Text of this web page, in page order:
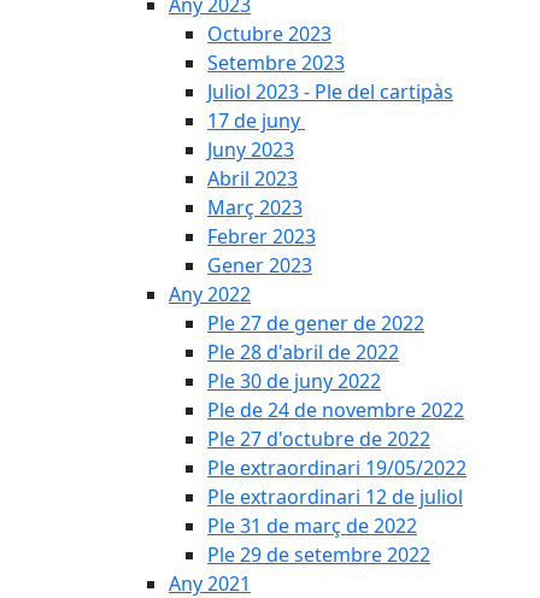
Octubre 2023
Setembre 2023
Juliol 2023 - Ple del cartipàs
17 de juny
Juny 2023
Abril 2023
Març 2023
Febrer 2023
Gener 2023
Any 2022
Ple 27 de gener de 2022
Ple 28 d'abril de 2022
Ple 30 de juny 2022
Ple de 24 de novembre 2022
Ple 27 d'octubre de 2022
Ple extraordinari 19/05/2022
Ple extraordinari 12 de juliol
Ple 31 de març de 2022
Ple 29 de setembre 2022
Any 2021